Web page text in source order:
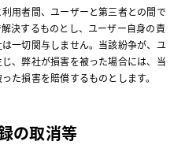
用者間、ユーザーと第三者との間で
決するものとし、ユーザー自身の責
一切関与しません。当該紛争が、ユ
、弊社が損害を被った場合には、当
た損害を賠償するものとします。
の取消等